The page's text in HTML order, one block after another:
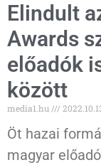
Elindult
Awards
előadók
között
media1.hu
Öt hazai
magyar